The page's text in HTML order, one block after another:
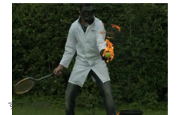
すごい動画